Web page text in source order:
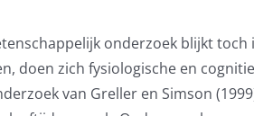
onderzoek blijkt
doen zich fysiologische en
van Greller en Simson